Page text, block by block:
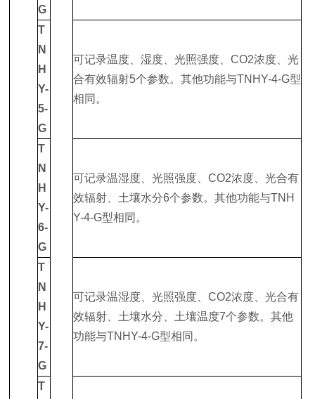
G
T
N
H
Y-
5-
G
可记录温度、湿度、光照强度、CO2浓度、光
合有效辐射5个参数。其他功能与TNHY-4-G型
相同。
T
N
H
Y-
6-
G
可记录温湿度、光照强度、CO2浓度、光合有
效辐射、土壤水分6个参数。其他功能与TNH
Y-4-G型相同。
T
N
H
Y-
7-
G
可记录温湿度、光照强度、CO2浓度、光合有
效辐射、土壤水分、土壤温度7个参数。其他
功能与TNHY-4-G型相同。
T